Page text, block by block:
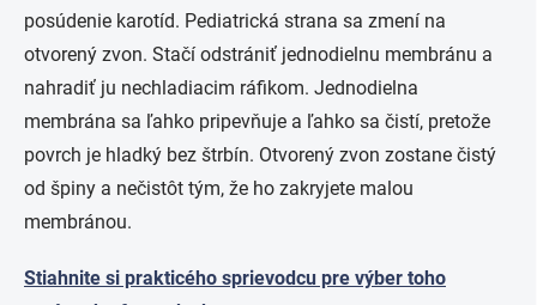
posúdenie karotíd. Pediatrická strana sa zmení na
otvorený zvon. Stačí odstrániť jednodielnu membránu a
nahradiť ju nechladiacim ráfikom. Jednodielna
membrána sa ľahko pripevňuje a ľahko sa čistí, pretože
povrch je hladký bez štrbín. Otvorený zvon zostane čistý
od špiny a nečistôt tým, že ho zakryjete malou
membránou.
Stiahnite si prakticého sprievodcu pre výber toho